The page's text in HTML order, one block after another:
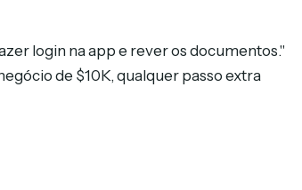
login na app e rever os documentos."
de $10K, qualquer passo extra